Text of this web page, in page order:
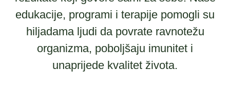
edukacije, programi i terapije pomogli su
hiljadama ljudi da povrate ravnotežu
organizma, poboljšaju imunitet i
unaprijede kvalitet života.